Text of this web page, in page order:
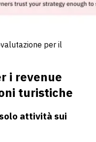
per il
i revenue
turistiche
attività sui